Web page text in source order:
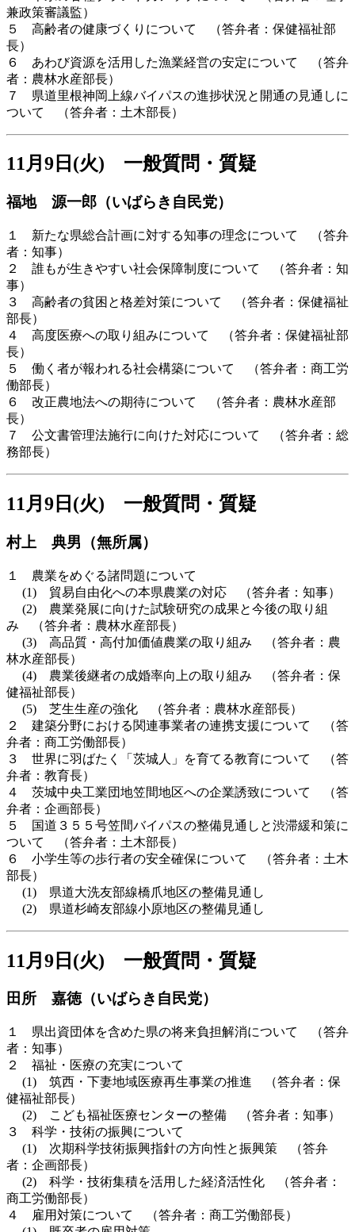
兼政策審議監）
５ 高齢者の健康づくりについて （答弁者：保健福祉部
長）
６ あわび資源を活用した漁業経営の安定について （答弁
者：農林水産部長）
７ 県道里根神岡上線バイパスの進捗状況と開通の見通しに
ついて （答弁者：土木部長）
11月9日(火) 一般質問・質疑
福地 源一郎（いばらき自民党）
１ 新たな県総合計画に対する知事の理念について （答弁
者：知事）
２ 誰もが生きやすい社会保障制度について （答弁者：知
事）
３ 高齢者の貧困と格差対策について （答弁者：保健福祉
部長）
４ 高度医療への取り組みについて （答弁者：保健福祉部
長）
５ 働く者が報われる社会構築について （答弁者：商工労
働部長）
６ 改正農地法への期待について （答弁者：農林水産部
長）
７ 公文書管理法施行に向けた対応について （答弁者：総
務部長）
11月9日(火) 一般質問・質疑
村上 典男（無所属）
１ 農業をめぐる諸問題について
(1) 貿易自由化への本県農業の対応 （答弁者：知事）
(2) 農業発展に向けた試験研究の成果と今後の取り組
み （答弁者：農林水産部長）
(3) 高品質・高付加価値農業の取り組み （答弁者：農
林水産部長）
(4) 農業後継者の成婚率向上の取り組み （答弁者：保
健福祉部長）
(5) 芝生生産の強化 （答弁者：農林水産部長）
２ 建築分野における関連事業者の連携支援について （答
弁者：商工労働部長）
３ 世界に羽ばたく「茨城人」を育てる教育について （答
弁者：教育長）
４ 茨城中央工業団地笠間地区への企業誘致について （答
弁者：企画部長）
５ 国道３５５号笠間バイパスの整備見通しと渋滞緩和策に
ついて （答弁者：土木部長）
６ 小学生等の歩行者の安全確保について （答弁者：土木
部長）
(1) 県道大洗友部線橋爪地区の整備見通し
(2) 県道杉崎友部線小原地区の整備見通し
11月9日(火) 一般質問・質疑
田所 嘉徳（いばらき自民党）
１ 県出資団体を含めた県の将来負担解消について （答弁
者：知事）
２ 福祉・医療の充実について
(1) 筑西・下妻地域医療再生事業の推進 （答弁者：保
健福祉部長）
(2) こども福祉医療センターの整備 （答弁者：知事）
３ 科学・技術の振興について
(1) 次期科学技術振興指針の方向性と振興策 （答弁
者：企画部長）
(2) 科学・技術集積を活用した経済活性化 （答弁者：
商工労働部長）
４ 雇用対策について （答弁者：商工労働部長）